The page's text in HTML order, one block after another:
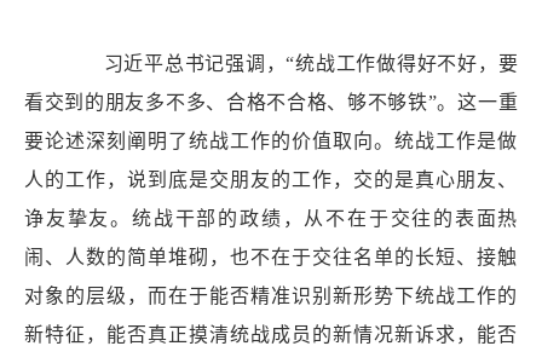
习近平总书记强调，“统战工作做得好不好，要
看交到的朋友多不多、合格不合格、够不够铁”。这一重
要论述深刻阐明了统战工作的价值取向。统战工作是做
人的工作，说到底是交朋友的工作，交的是真心朋友、
诤友挚友。统战干部的政绩，从不在于交往的表面热
闹、人数的简单堆砌，也不在于交往名单的长短、接触
对象的层级，而在于能否精准识别新形势下统战工作的
新特征，能否真正摸清统战成员的新情况新诉求，能否